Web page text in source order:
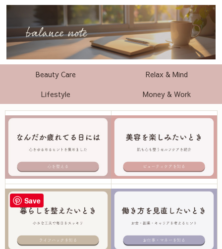
Beauty Care
Relax & Mind
Lifestyle
Money & Work
Save